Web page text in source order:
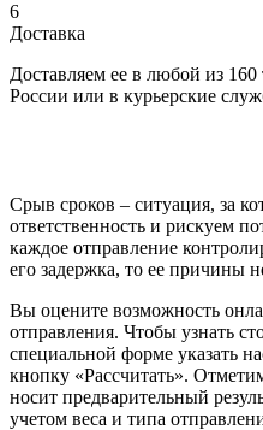
6
Доставка
Доставляем ее в любой из
России или в курьерские
Срыв сроков – ситуация, за
ответственность и рискуем
каждое отправление
его задержка, то ее причины
Вы оцените возможность
отправления. Чтобы узнать
специальной форме указать
кнопку «Рассчитать».
носит предварительный
учетом веса и типа